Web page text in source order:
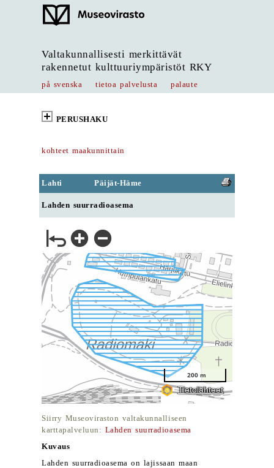
Valtakunnallisesti merkittävät
rakennetut kulttuuriympäristöt RKY
på svenska tietoa palvelusta palaute
PERUSHAKU
kohteet maakunnittain
Lahti Päijät-Häme
Lahden suurradioasema
Siirry Museoviraston valtakunnalliseen
karttapalveluun: Lahden suurradioasema
Kuvaus
Lahden suurradioasema on lajissaan maan